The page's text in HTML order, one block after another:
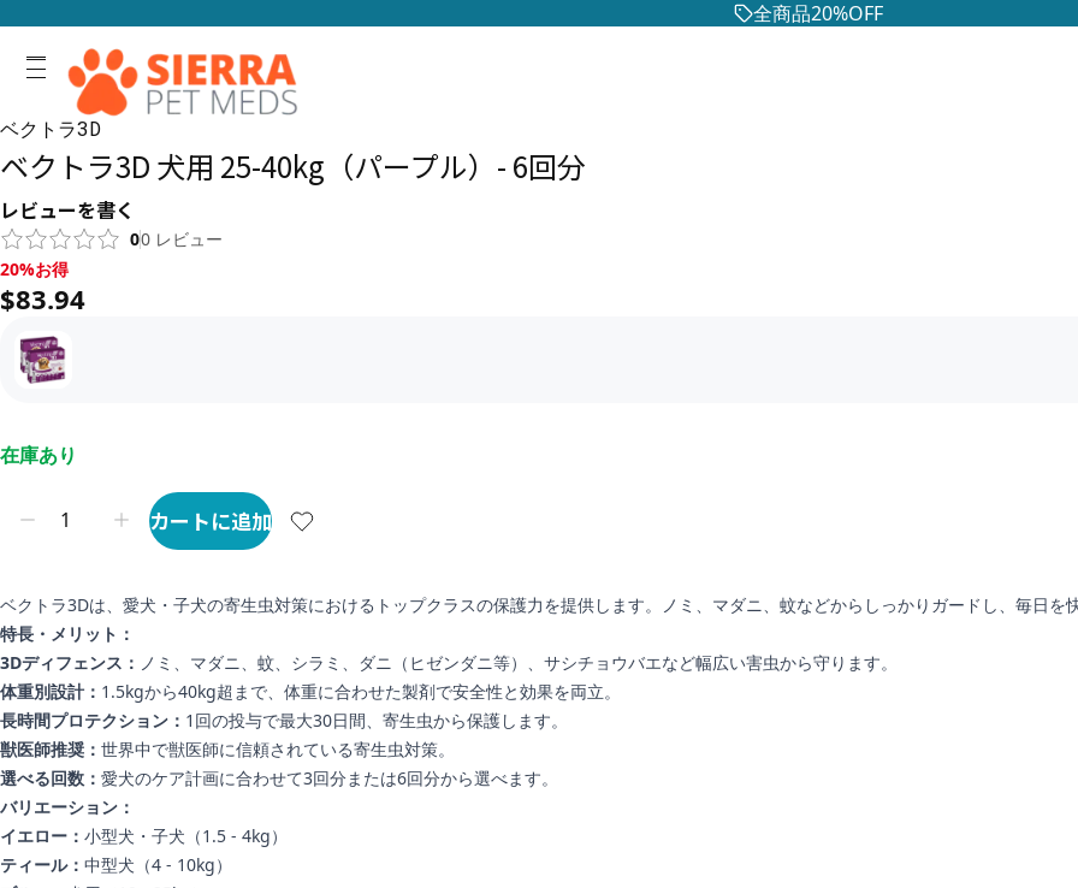
全商品20%OFF
ベクトラ3D
ベクトラ3D 犬用 25-40kg（パープル）- 6回分
レビューを書く
00 レビュー
20%お得, $83.94
20%お得
$83.94
在庫あり
カートに追加
ベクトラ3Dは、愛犬・子犬の寄生虫対策におけるトップクラスの保護力を提供します。ノミ、マダニ、蚊などからしっかりガードし、毎日を
特長・メリット：
3Dディフェンス： ノミ、マダニ、蚊、シラミ、ダニ（ヒゼンダニ等）、サシチョウバエなど幅広い害虫から守ります。
体重別設計： 1.5kgから40kg超まで、体重に合わせた製剤で安全性と効果を両立。
長時間プロテクション： 1回の投与で最大30日間、寄生虫から保護します。
獣医師推奨： 世界中で獣医師に信頼されている寄生虫対策。
選べる回数： 愛犬のケア計画に合わせて3回分または6回分から選べます。
バリエーション：
イエロー： 小型犬・子犬（1.5 - 4kg）
ティール： 中型犬（4 - 10kg）